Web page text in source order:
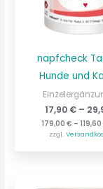
napfcheck
Hunde und
17,90 €–
179,00 € – 119,60
zzgl.